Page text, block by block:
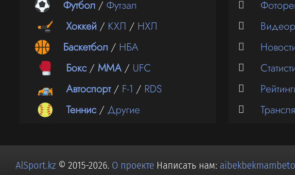
Футбол /Футзал
Хоккей / КХЛ / НХЛ
Баскетбол / НБА
Бокс / ММА/ UFC
Автоспорт/ F-1 / RDS
Теннис /Другие
AlSport.kz © 2015-2026. О проекте Написать нам: